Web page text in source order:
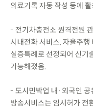
의료기록 자동 작성 등에
- 전기차충전소 원격전원
시내전화 서비스, 자율주
실증특례로 선정되어 신기
가능해졌음.
- 도시민박업 내·외국인
방송서비스는 임시허가 전